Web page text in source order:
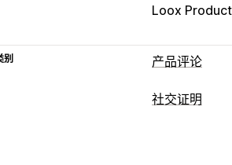
Loox
别 产品评论
展示选项
社交证明